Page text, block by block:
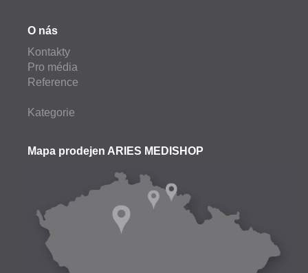
O nás
Kontakty
Pro média
Reference
Kategorie
Mapa prodejen ARIES MEDISHOP